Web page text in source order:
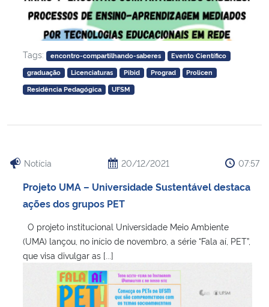
Tags: encontro-compartilhando-saberes
Evento Científico
graduação
Licenciaturas Pibid Prograd
Prolicen
Residência Pedagógica
UFSM
Notícia 20/12/2021 07:57
Projeto UMA – Universidade Sustentável destaca
ações dos grupos PET
O projeto institucional Universidade Meio Ambiente
(UMA) lançou, no início de novembro, a série “Fala aí, PET”,
que visa divulgar as [...]